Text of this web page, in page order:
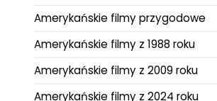
Amerykańskie filmy przygodowe
Amerykańskie filmy z 1988 roku
Amerykańskie filmy z 2009 roku
Amerykańskie filmy z 2024 roku